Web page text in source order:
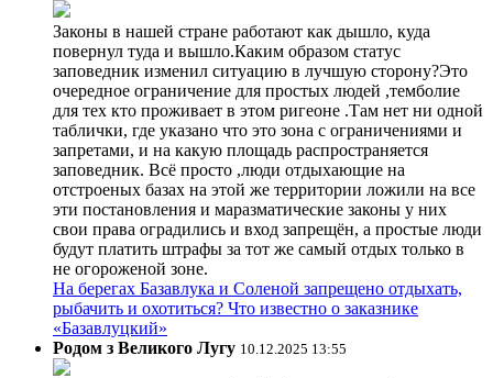
Законы в нашей стране работают как дышло, куда
повернул туда и вышло.Каким образом статус
заповедник изменил ситуацию в лучшую сторону?Это
очередное ограничение для простых людей ,темболие
для тех кто проживает в этом ригеоне .Там нет ни одной
таблички, где указано что это зона с ограничениями и
запретами, и на какую площадь распространяется
заповедник. Всё просто ,люди отдыхающие на
отстроеных базах на этой же территории ложили на все
эти постановления и маразматические законы у них
свои права оградились и вход запрещён, а простые люди
будут платить штрафы за тот же самый отдых только в
не огороженой зоне.
На берегах Базавлука и Соленой запрещено отдыхать,
рыбачить и охотиться? Что известно о заказнике
«Базавлуцкий»
Родом з Великого Лугу 10.12.2025 13:55